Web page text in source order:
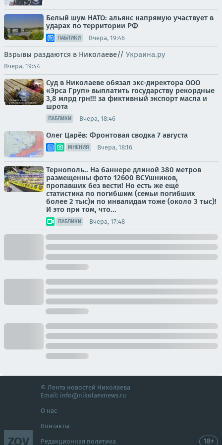
Белый шум НАТО: альянс напрямую участвует в
ударах по территории РФ
ПАБЛИКИ Вчера, 19:46
Взрывы раздаются в Николаеве// Украина.ру
Вчера, 19:44
Суд в Николаеве обязал экс-директора ООО
«Эрса Груп» выплатить государству рекордные
3,8 млрд грн!!! за фиктивный экспорт масла и
шрота
ПАБЛИКИ Вчера, 18:46
Олег Царёв: Фронтовая сводка 7 августа
МНЕНИЯ Вчера, 18:16
Тернополь.. На баннере длиной 380 метров
размещенны фото 12600 ВСУшников,
пропавших без вести! Но есть же ещё
статистика по погибшим (семьи погибших
более 2 тыс)и по инвалидам тоже (около 3 тыс)!
И это при том, что...
ПАБЛИКИ Вчера, 17:48
ZOV
© Лента новостей Николаева
Email: info@nikolaevnews.ru
О нас
Контакты
Редакционная политика 18+